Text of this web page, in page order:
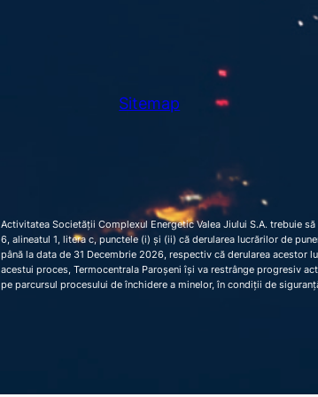
Sitemap
Activitatea Societății Complexul Energetic Valea Jiului S.A. trebuie
6, alineatul 1, litera c, punctele (i) și (ii) că derularea lucrărilor de
până la data de 31 Decembrie 2026, respectiv că derularea acestor
acestui proces, Termocentrala Paroșeni își va restrânge progresiv
pe parcursul procesului de închidere a minelor, în condiții de